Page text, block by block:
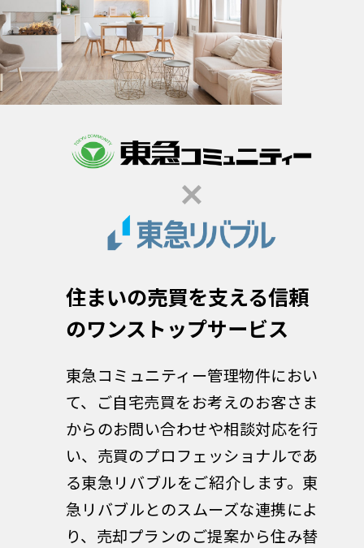
住まいの売買を支える信頼
のワンストップサービス
東急コミュニティー管理物件におい
て、ご自宅売買をお考えのお客さま
からのお問い合わせや相談対応を行
い、売買のプロフェッショナルであ
る東急リバブルをご紹介します。東
急リバブルとのスムーズな連携によ
り、売却プランのご提案から住み替